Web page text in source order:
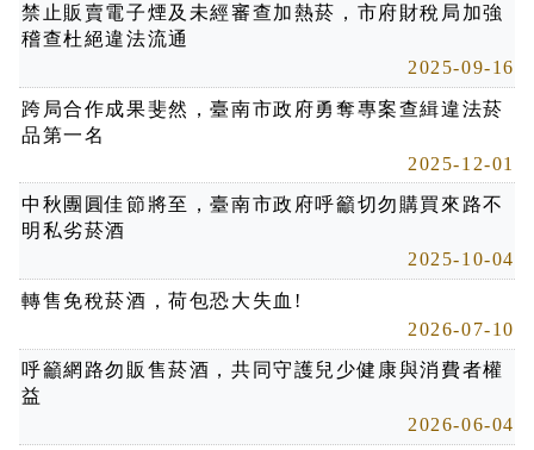
禁止販賣電子煙及未經審查加熱菸，市府財稅局加強
稽查杜絕違法流通
2025-09-16
跨局合作成果斐然，臺南市政府勇奪專案查緝違法菸
品第一名
2025-12-01
中秋團圓佳節將至，臺南市政府呼籲切勿購買來路不
明私劣菸酒
2025-10-04
轉售免稅菸酒，荷包恐大失血!
2026-07-10
呼籲網路勿販售菸酒，共同守護兒少健康與消費者權
益
2026-06-04